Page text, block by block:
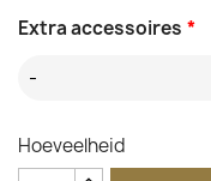
*
Extra accessoires
-
Hoeveelheid